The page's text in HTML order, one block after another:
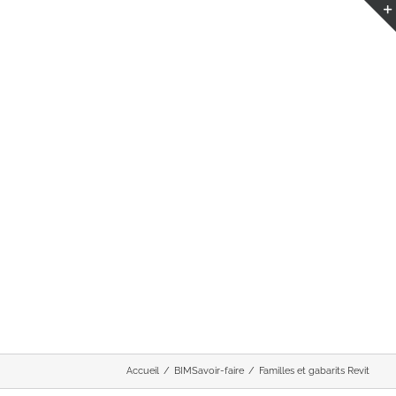
Accueil BIMSavoir-faire Familles et gabarits Revit